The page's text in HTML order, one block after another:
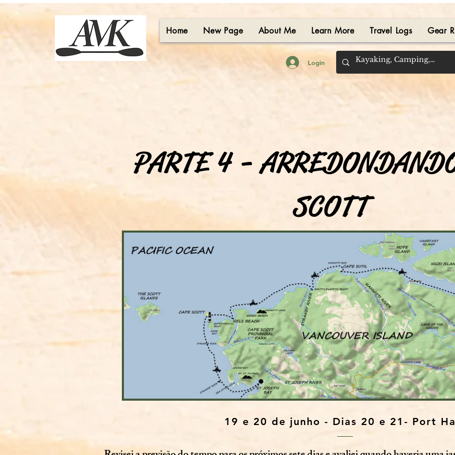
Home New Page About Me Learn More Travel Logs Gear
Login
PARTE 4 -
SCOTT
19 e 20 de junho - Dias 20 e 21- Port